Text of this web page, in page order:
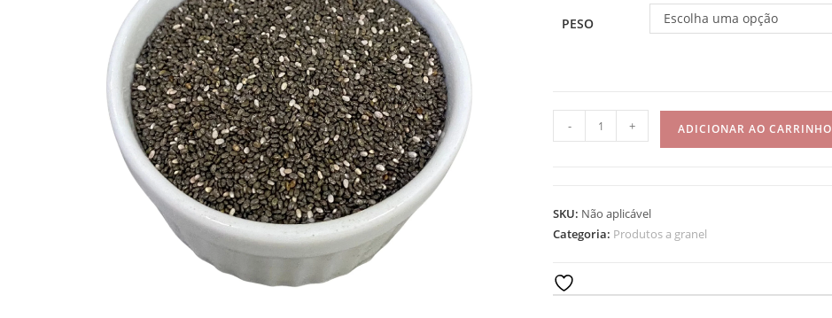
PESO Escolha uma opção
- + ADICIONAR AO CARRINHO
SKU: Não aplicável
Categoria: Produtos a granel